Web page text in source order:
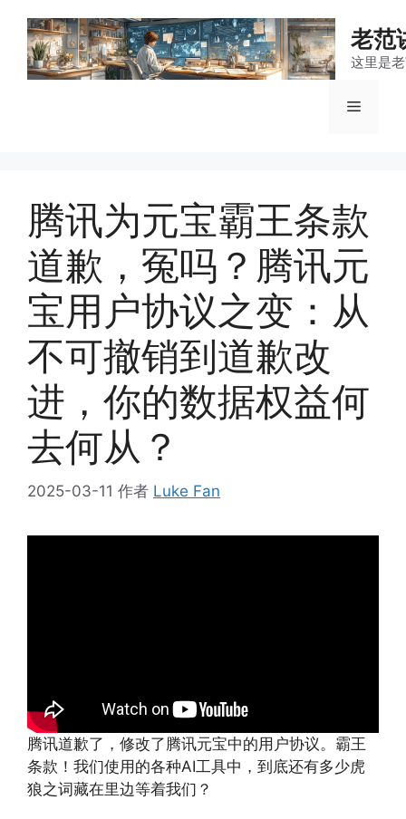
老范
这里是
菜
腾讯为元宝霸王条款
道歉，冤吗？腾讯元
宝用户协议之变：从
不可撤销到道歉改
进，你的数据权益何
去何从？
2025-03-11 作者 Luke Fan
腾讯道歉了，修改了腾讯元宝中的用户协议。霸王
条款！我们使用的各种AI工具中，到底还有多少虎
狼之词藏在里边等着我们？